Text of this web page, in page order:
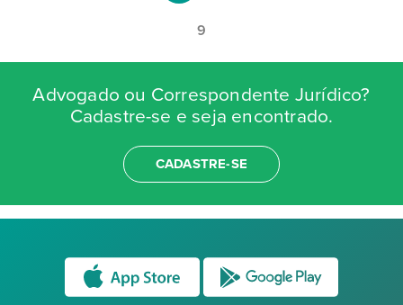
9
Advogado ou Correspondente Jurídico?
Cadastre-se e seja encontrado.
CADASTRE-SE